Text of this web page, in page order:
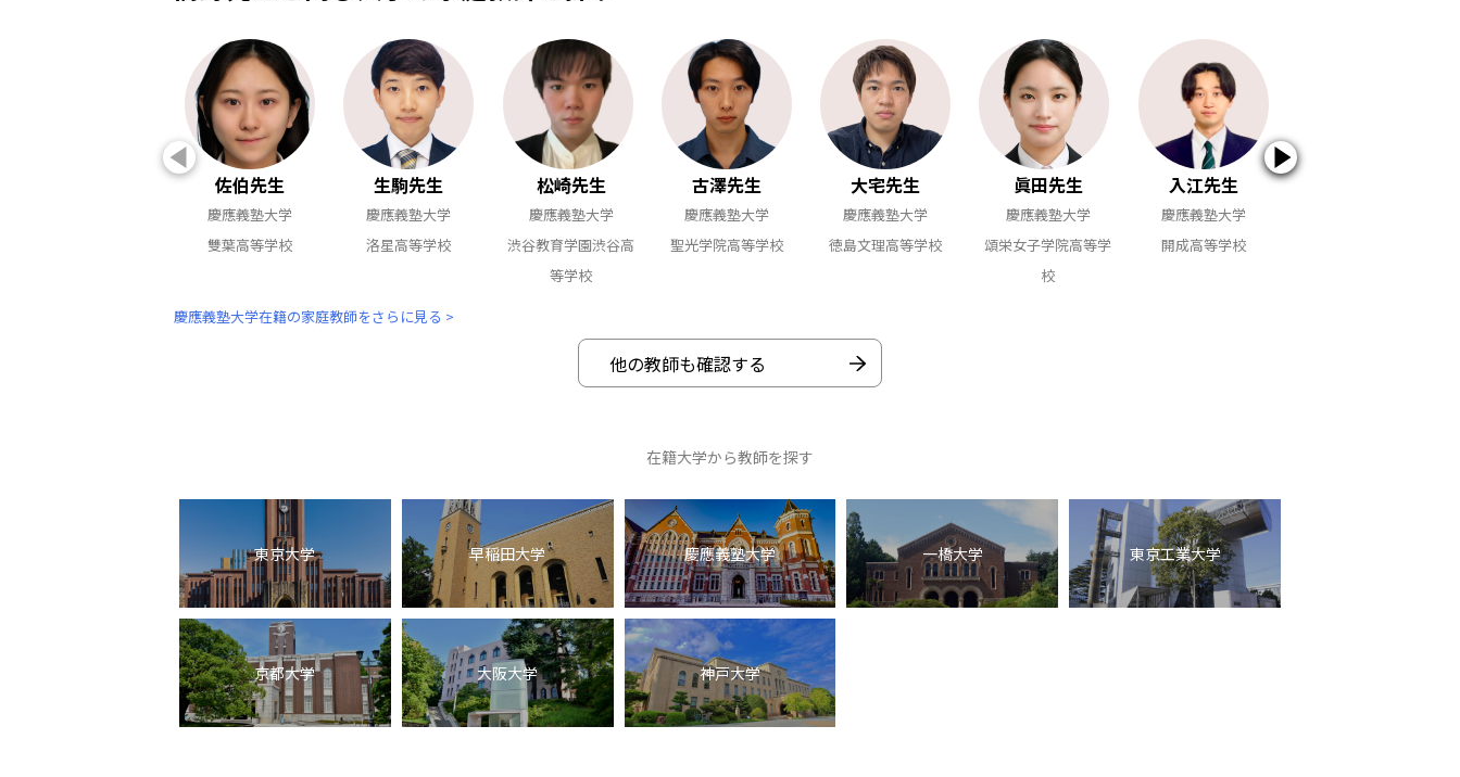
佐伯先生
慶應義塾大学
雙葉高等学校
生駒先生
慶應義塾大学
洛星高等学校
松崎先生
慶應義塾大学
渋谷教育学園渋谷高
等学校
古澤先生
慶應義塾大学
聖光学院高等学校
大宅先生
慶應義塾大学
徳島文理高等学校
眞田先生
慶應義塾大学
頌栄女子学院高等学
校
入江先生
慶應義塾大学
開成高等学校
慶應義塾大学在籍の家庭教師をさらに見る >
他の教師も確認する
在籍大学から教師を探す
東京大学 早稲田大学 慶應義塾大学 一橋大学 東京工業大学
京都大学 大阪大学 神戸大学